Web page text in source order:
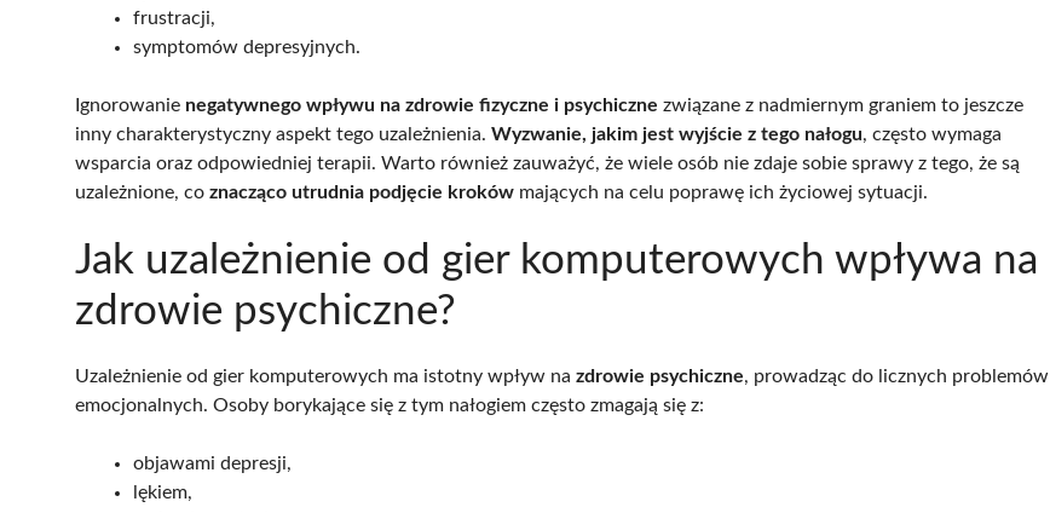
frustracji,
symptomów depresyjnych.
Ignorowanie negatywnego wpływu na zdrowie fizyczne i psychiczne związane z nadmiernym graniem to jeszcze
inny charakterystyczny aspekt tego uzależnienia. Wyzwanie, jakim jest wyjście z tego nałogu, często wymaga
wsparcia oraz odpowiedniej terapii. Warto również zauważyć, że wiele osób nie zdaje sobie sprawy z tego, że są
uzależnione, co znacząco utrudnia podjęcie kroków mających na celu poprawę ich życiowej sytuacji.
Jak uzależnienie od gier komputerowych wpływa na
zdrowie psychiczne?
Uzależnienie od gier komputerowych ma istotny wpływ na zdrowie psychiczne, prowadząc do licznych problemów
emocjonalnych. Osoby borykające się z tym nałogiem często zmagają się z:
objawami depresji,
lękiem,